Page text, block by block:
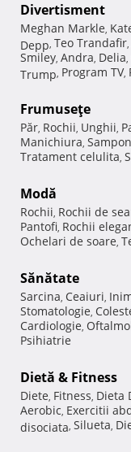
Divertisment
Meghan Markle,
Depp, Teo Trandafir,
Smiley, Andra, Delia,
Trump, Program TV,
Frumuseţe
Păr, Rochii, Unghii,
Manichiura, Sampon
Tratament celulita,
Modă
Rochii, Rochii de
Pantofi, Rochii
Ochelari de soare,
Sănătate
Sarcina, Ceaiuri,
Stomatologie,
Cardiologie,
Psihiatrie
Dietă & Fitness
Diete, Fitness, Dieta
Aerobic, Exercitii
disociata, Silueta,